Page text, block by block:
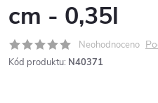
cm - 0,35l
Neohodnoceno
Kód produktu: N40371